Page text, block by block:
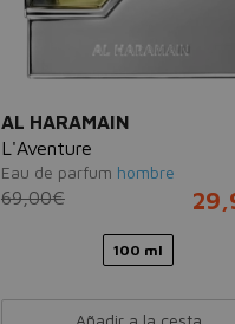
AL HARAMAIN
L'Aventure
Eau de parfum hombre
69,00€
100 ml